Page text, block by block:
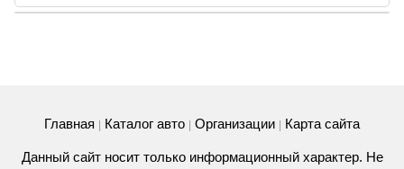
Главная Каталог авто Организации Карта сайта
Данный сайт носит только информационный характер. Не